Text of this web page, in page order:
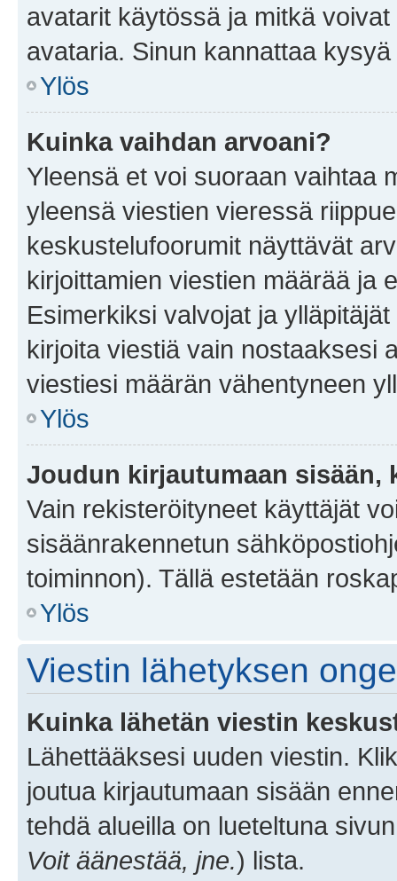
avatarit käytössä ja mitkä
avataria. Sinun kannattaa
Ylös
Kuinka vaihdan arvoani?
Yleensä et voi suoraan vaihtaa
yleensä viestien vieressä
keskustelufoorumit näyttävät
kirjoittamien viestien määrää ja
Esimerkiksi valvojat ja
kirjoita viestiä vain nostaaksesi
viestiesi määrän vähentyneen
Ylös
Joudun kirjautumaan sisään,
Vain rekisteröityneet käyttäjät
sisäänrakennetun
toiminnon). Tällä estetään
Ylös
Viestin lähetyksen
Kuinka lähetän viestin
Lähettääksesi uuden viestin.
joutua kirjautumaan sisään
tehdä alueilla on lueteltuna
Voit äänestää, jne.) lista.